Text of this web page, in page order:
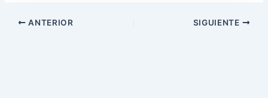
ANTERIOR SIGUIENTE